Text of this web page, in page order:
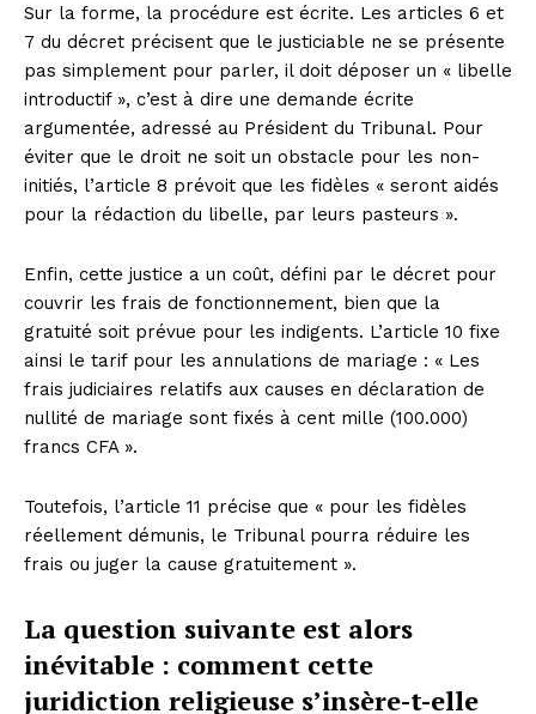
Sur la forme, la procédure est écrite. Les articles 6 et
7 du décret précisent que le justiciable ne se présente
pas simplement pour parler, il doit déposer un « libelle
introductif », c’est à dire une demande écrite
argumentée, adressé au Président du Tribunal. Pour
éviter que le droit ne soit un obstacle pour les non-
initiés, l’article 8 prévoit que les fidèles « seront aidés
pour la rédaction du libelle, par leurs pasteurs ».
Enfin, cette justice a un coût, défini par le décret pour
couvrir les frais de fonctionnement, bien que la
gratuité soit prévue pour les indigents. L’article 10 fixe
ainsi le tarif pour les annulations de mariage : « Les
frais judiciaires relatifs aux causes en déclaration de
nullité de mariage sont fixés à cent mille (100.000)
francs CFA ».
Toutefois, l’article 11 précise que « pour les fidèles
réellement démunis, le Tribunal pourra réduire les
frais ou juger la cause gratuitement ».
La question suivante est alors
inévitable : comment cette
juridiction religieuse s’insère-t-elle